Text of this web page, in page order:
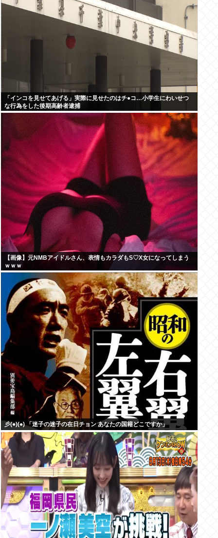
「インコを見せてあげる」実際に見せたのはチ●コ…小学生にわいせつ
な行為をした後期高齢者逮捕
【画像】元NMBアイドルさん、表情もカラダもS♡X女になってしまう
ｗｗｗ
彡(●)(●) 「迷子の迷子の在日チョン あなたの国籍どこですか」